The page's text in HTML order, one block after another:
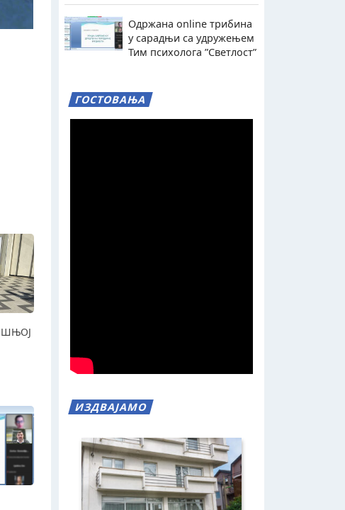
Одржана online трибина
у сарадњи са удружењем
Тим психолога ”Светлост”
ГОСТОВАЊА
ИЗДВАЈАМО